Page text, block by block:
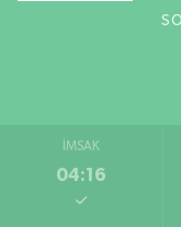
İMSAK
04:16